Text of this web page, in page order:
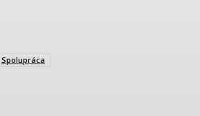
Spolupráca